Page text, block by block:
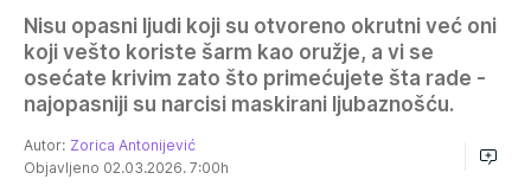
Nisu opasni ljudi koji su otvoreno okrutni već oni
koji vešto koriste šarm kao oružje, a vi se
osećate krivim zato što primećujete šta rade -
najopasniji su narcisi maskirani ljubaznošću.
Autor: Zorica Antonijević
Objavljeno 02.03.2026. 7:00h